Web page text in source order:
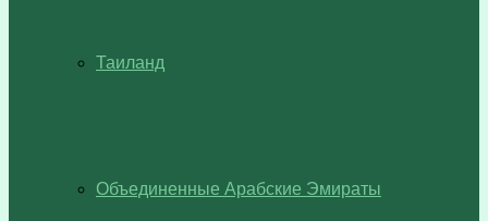
Таиланд
Объединенные Арабские Эмираты